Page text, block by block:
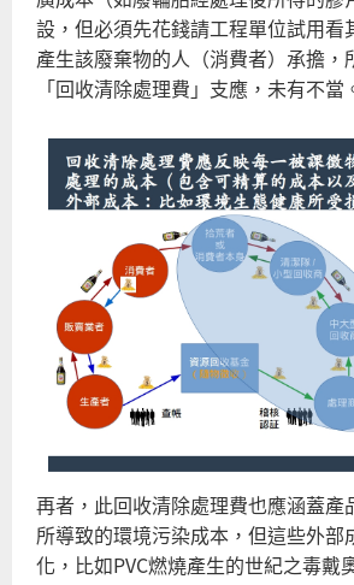
設，但必須先花錢請工程單位試用看
產生該廢棄物的人（消費者）承擔，
「回收清除處理費」支應，未有不當
再者，此回收清除處理費也應涵蓋產
所導致的環境污染成本，但這些外部
化，比如PVC燃燒產生的世紀之毒戴